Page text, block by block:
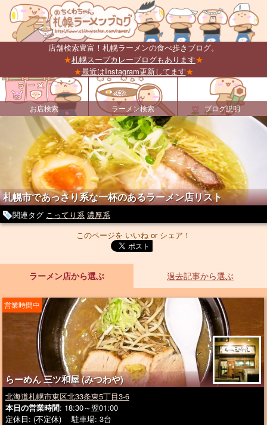
店舗検索豊富！札幌ラーメンの食べ歩きブログ。
★札幌スープカレーブログもあります★
★最近はInstagram更新してます★
お店検索 ラーメン検索 ブログ説明
札幌市であっさり系な一杯のあるラーメン店リスト
関連タグ こってり系 濃厚系
このページを いいね or シェア！
ラーメン店から選ぶ 過去記事から選ぶ
らーめん 三ツ和屋 (みつわや)
営業時間中
北海道札幌市東区北33条東5丁目3-6
本日の営業時間: 18:30～翌01:00
定休日: (不定休) 駐車場: 3台